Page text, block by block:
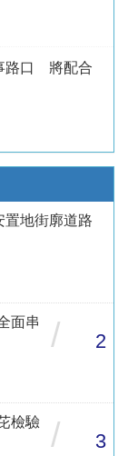
路口 將配合
地街廓道路
面串
/ 2
檢驗
/ 3